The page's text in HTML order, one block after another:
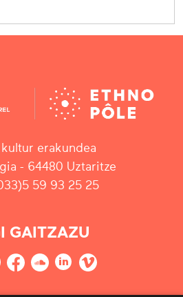
kultur erakundea
- 64480 Uztaritze
59 93 25 25
GAITZAZU